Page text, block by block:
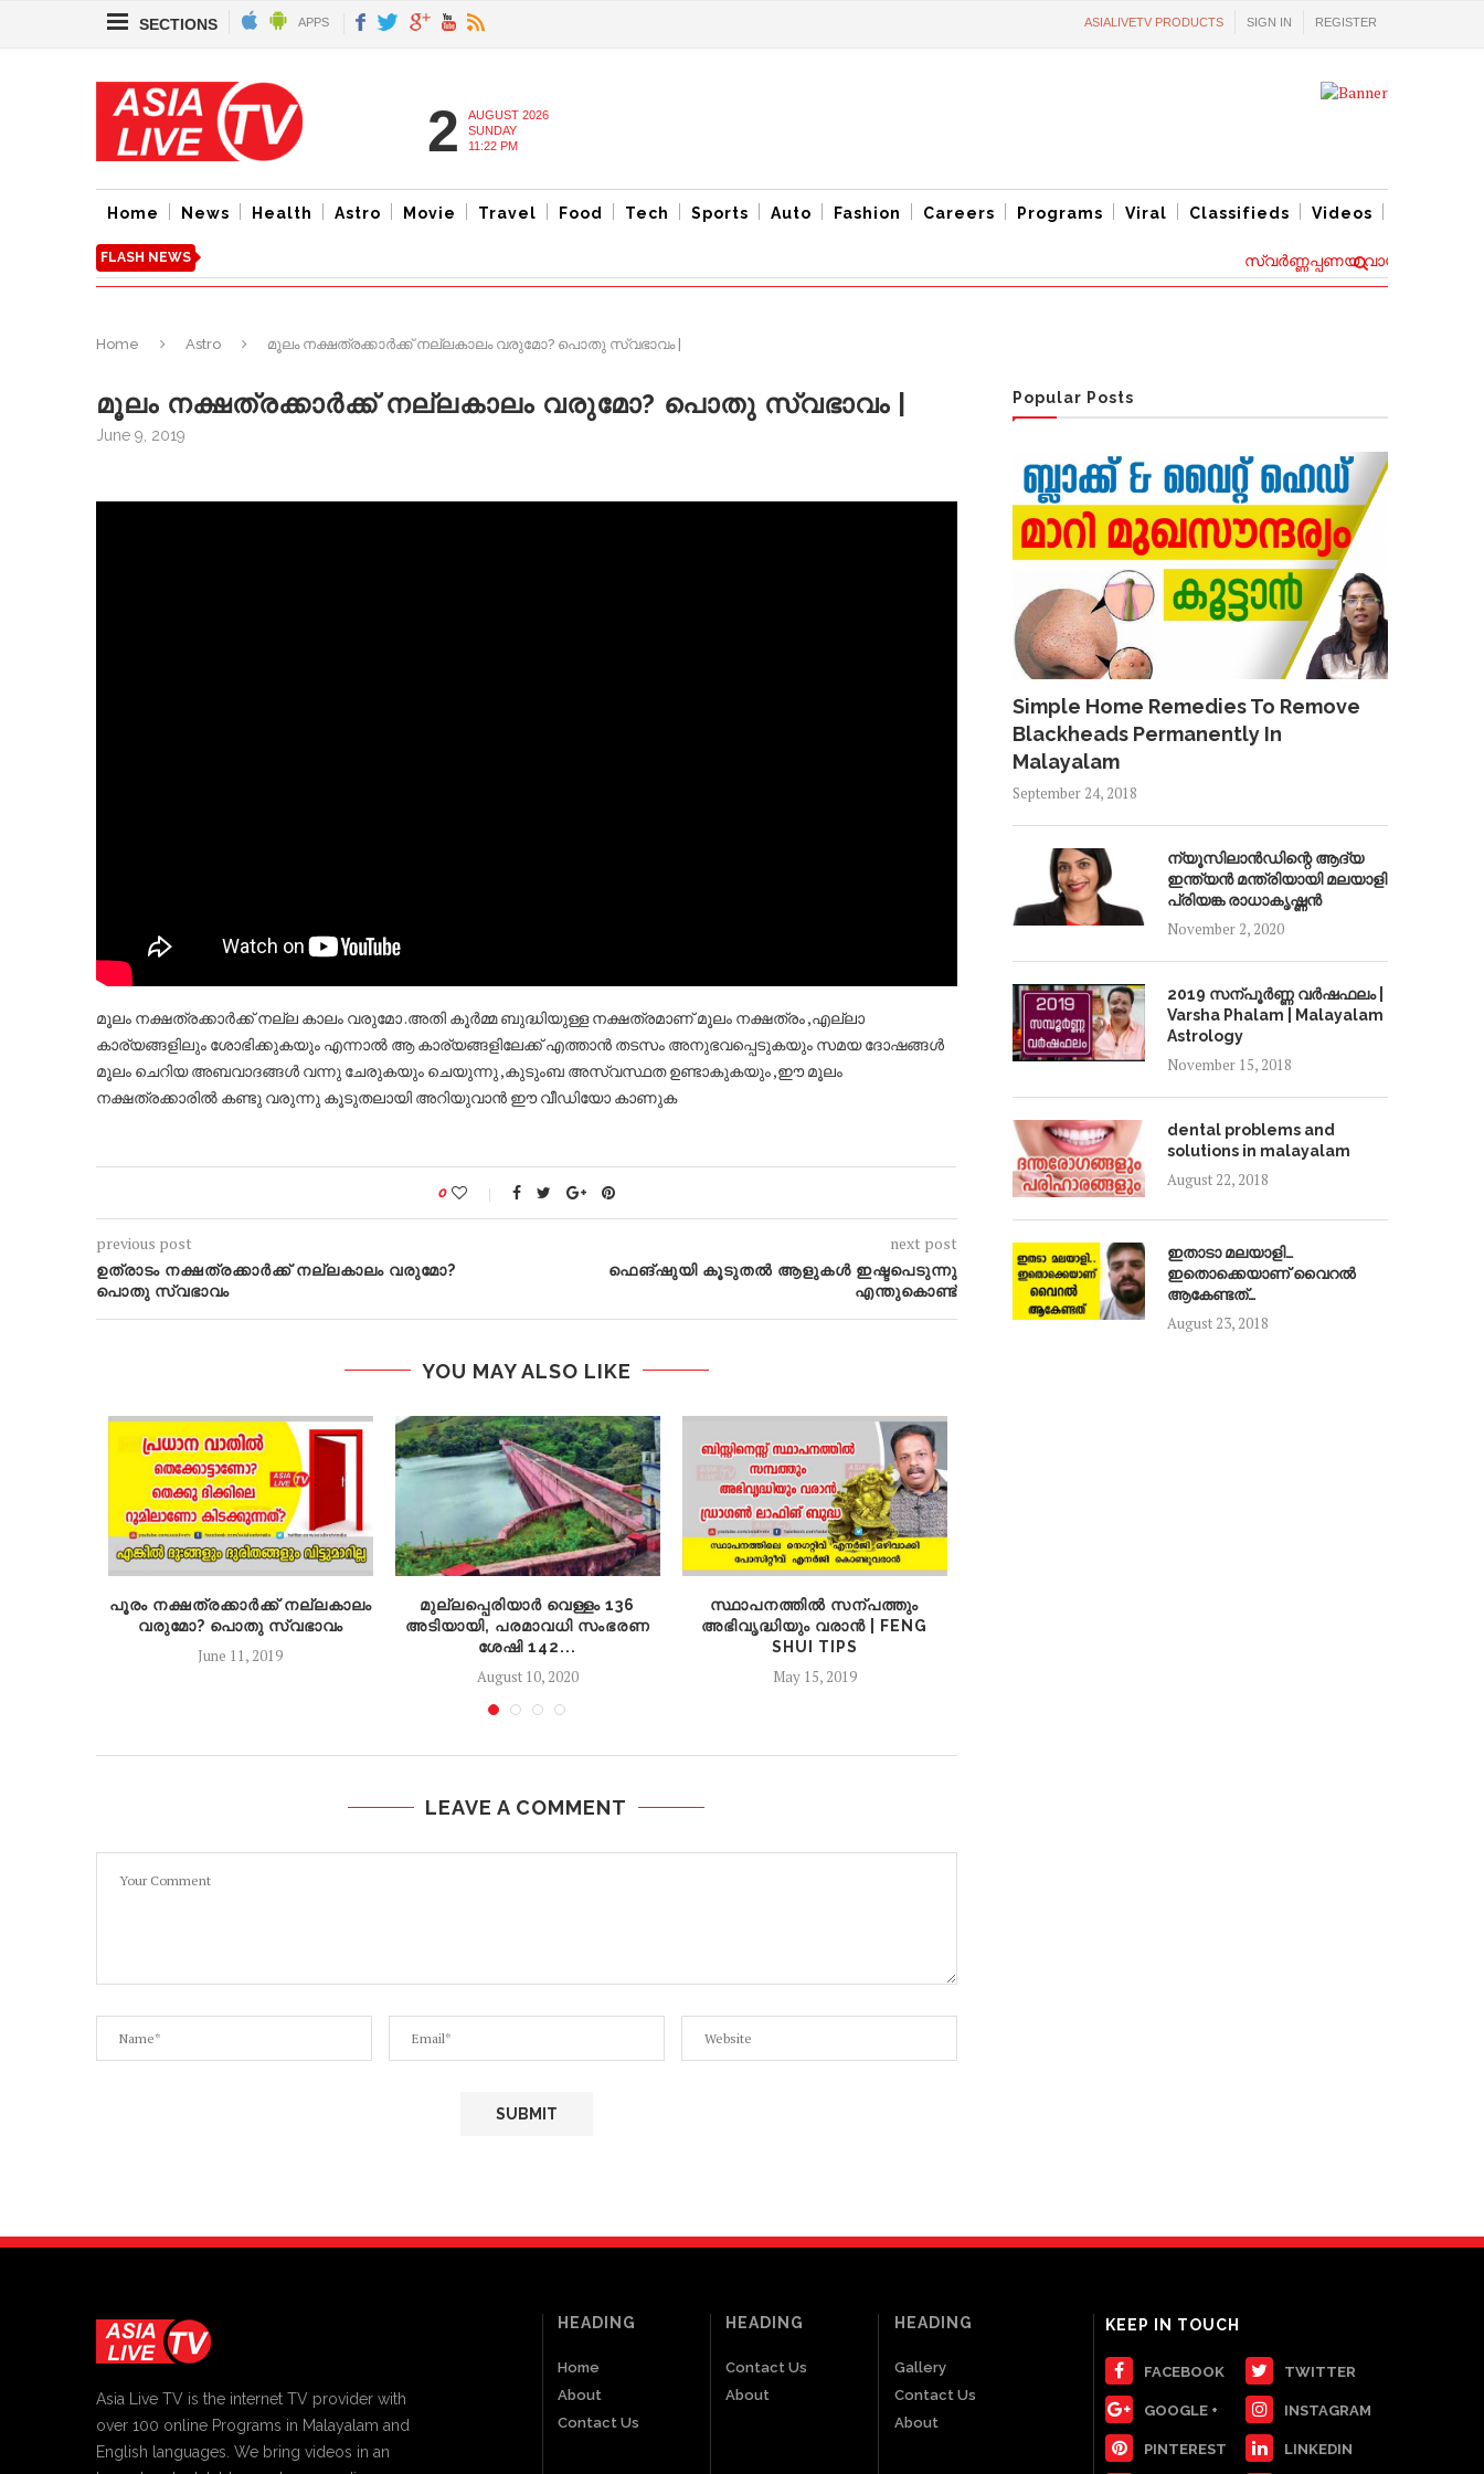
SECTIONS APPS ASIALIVETV PRODUCTS SIGN IN REGISTER
2
AUGUST 2026
SUNDAY
11:22 PM
Home News Health Astro Movie Travel Food Tech Sports Auto Fashion Careers Programs Viral Classifieds Videos
FLASH NEWS സ്വര്‍ണ്ണപ്പണയ വായ്പ്പകൾക്ക്
Home Astro മൂലം നക്ഷത്രക്കാർക്ക് നല്ലകാലം വരുമോ? പൊതു സ്വഭാവം |
മൂലം നക്ഷത്രക്കാർക്ക് നല്ലകാലം വരുമോ? പൊതു സ്വഭാവം |
June 9, 2019
മൂലം നക്ഷത്രക്കാർക്ക്‌ നല്ല കാലം വരുമോ .അതി കൂർമ്മ ബുദ്ധിയുള്ള നക്ഷത്രമാണ് മൂലം നക്ഷത്രം ,എല്ലാ
കാര്യങ്ങളിലും ശോഭിക്കുകയും എന്നാൽ ആ കാര്യങ്ങളിലേക്ക് എത്താൻ തടസം അനുഭവപ്പെടുകയും സമയ ദോഷങ്ങൾ
മൂലം ചെറിയ അബവാദങ്ങൾ വന്നു ചേരുകയും ചെയുന്നു ,കുടുംബ അസ്വസ്ഥത ഉണ്ടാകുകയും ,ഈ മൂലം
നക്ഷത്രക്കാരിൽ കണ്ടു വരുന്നു കൂടുതലായി അറിയുവാൻ ഈ വീഡിയോ കാണുക
0
previous post
ഉത്രാടം നക്ഷത്രക്കാർക്ക് നല്ലകാലം വരുമോ?
പൊതു സ്വഭാവം
next post
ഫെങ്‌ഷുയി കൂടുതൽ ആളുകൾ ഇഷ്ടപെടുന്നു
എന്തുകൊണ്ട്
YOU MAY ALSO LIKE
പൂരം നക്ഷത്രക്കാർക്ക് നല്ലകാലം
വരുമോ? പൊതു സ്വഭാവം
June 11, 2019
മുല്ലപ്പെരിയാര്‍ വെള്ളം 136
അടിയായി, പരമാവധി സംഭരണ
ശേഷി 142...
August 10, 2020
സ്ഥാപനത്തിൽ സന്പത്തും
അഭിവൃദ്ധിയും വരാൻ | FENG
SHUI TIPS
May 15, 2019
LEAVE A COMMENT
Popular Posts
Simple Home Remedies To Remove
Blackheads Permanently In
Malayalam
September 24, 2018
ന്യൂസിലാൻഡിന്റെ ആദ്യ
ഇന്ത്യൻ മന്ത്രിയായി മലയാളി
പ്രിയങ്ക രാധാകൃഷ്ണൻ
November 2, 2020
2019 സന്പൂർണ്ണ വർഷഫലം |
Varsha Phalam | Malayalam
Astrology
November 15, 2018
dental problems and
solutions in malayalam
August 22, 2018
ഇതാടാ മലയാളി…
ഇതൊക്കെയാണ് വൈറൽ
ആകേണ്ടത്…
August 23, 2018
Asia Live TV is the internet TV provider with
over 100 online Programs in Malayalam and
English languages. We bring videos in an
HEADING
Home
About
Contact Us
HEADING
Contact Us
About
HEADING
Gallery
Contact Us
About
KEEP IN TOUCH
FACEBOOK TWITTER
GOOGLE + INSTAGRAM
PINTEREST LINKEDIN